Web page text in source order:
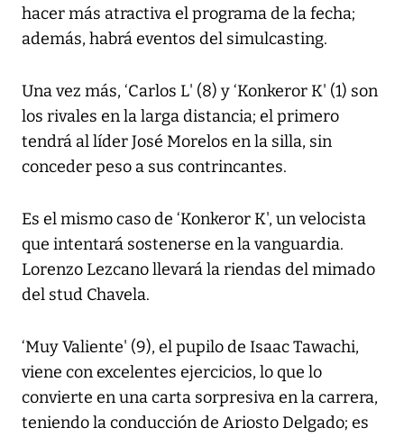
hacer más atractiva el programa de la fecha;
además, habrá eventos del simulcasting.
Una vez más, ‘Carlos L' (8) y ‘Konkeror K' (1) son
los rivales en la larga distancia; el primero
tendrá al líder José Morelos en la silla, sin
conceder peso a sus contrincantes.
Es el mismo caso de ‘Konkeror K', un velocista
que intentará sostenerse en la vanguardia.
Lorenzo Lezcano llevará la riendas del mimado
del stud Chavela.
‘Muy Valiente' (9), el pupilo de Isaac Tawachi,
viene con excelentes ejercicios, lo que lo
convierte en una carta sorpresiva en la carrera,
teniendo la conducción de Ariosto Delgado; es